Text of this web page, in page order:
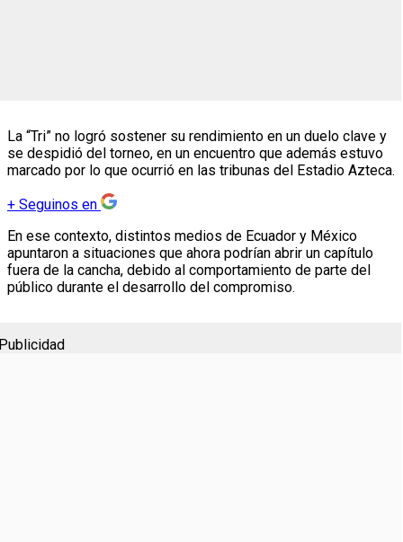
La “Tri” no logró sostener su rendimiento en un duelo clave y
se despidió del torneo, en un encuentro que además estuvo
marcado por lo que ocurrió en las tribunas del Estadio Azteca.
+ Seguinos en
En ese contexto, distintos medios de Ecuador y México
apuntaron a situaciones que ahora podrían abrir un capítulo
fuera de la cancha, debido al comportamiento de parte del
público durante el desarrollo del compromiso.